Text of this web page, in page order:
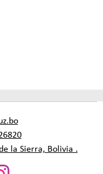
la Sierra, Bolivia .
Instagram